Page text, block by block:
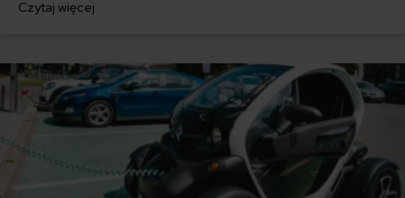
zajmiemy się w dzisiejszym artykule. Przymierzasz się do zrobienia
Czytaj więcej